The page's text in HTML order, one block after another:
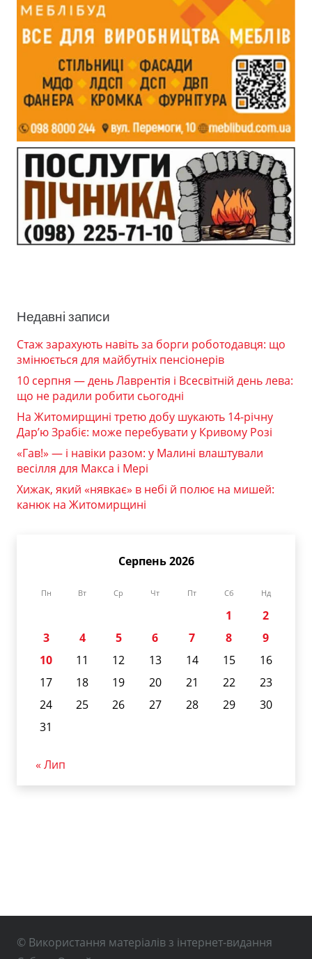
Недавні записи
Стаж зарахують навіть за борги роботодавця: що
змінюється для майбутніх пенсіонерів
10 серпня — день Лаврентія і Всесвітній день лева:
що не радили робити сьогодні
На Житомирщині третю добу шукають 14-річну
Дар’ю Зрабіє: може перебувати у Кривому Розі
«Гав!» — і навіки разом: у Малині влаштували
весілля для Макса і Мері
Хижак, який «нявкає» в небі й полює на мишей:
канюк на Житомирщині
Серпень 2026
Пн Вт Ср Чт Пт Сб Нд
1
2
3
4 5 6 7 8
9
10
11 12 13 14 15
16
17
18 19 20 21 22
23
24
25 26 27 28 29
30
31
« Лип
© Використання матеріалів з інтернет-видання